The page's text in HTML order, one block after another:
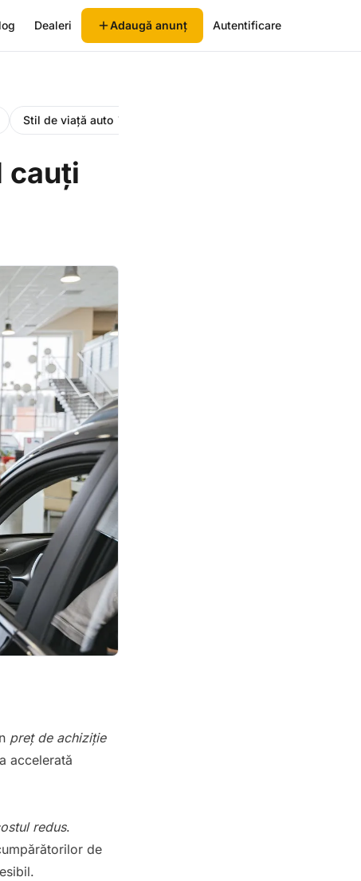
Dealeri Adaugă anunț Autentificare
Stil de viață auto 7
cauți
preț de achiziție
accelerată
redus.
de